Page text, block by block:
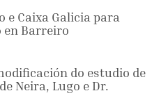
e Caixa Galicia para
Barreiro
do estudio de
Neira, Lugo e Dr.